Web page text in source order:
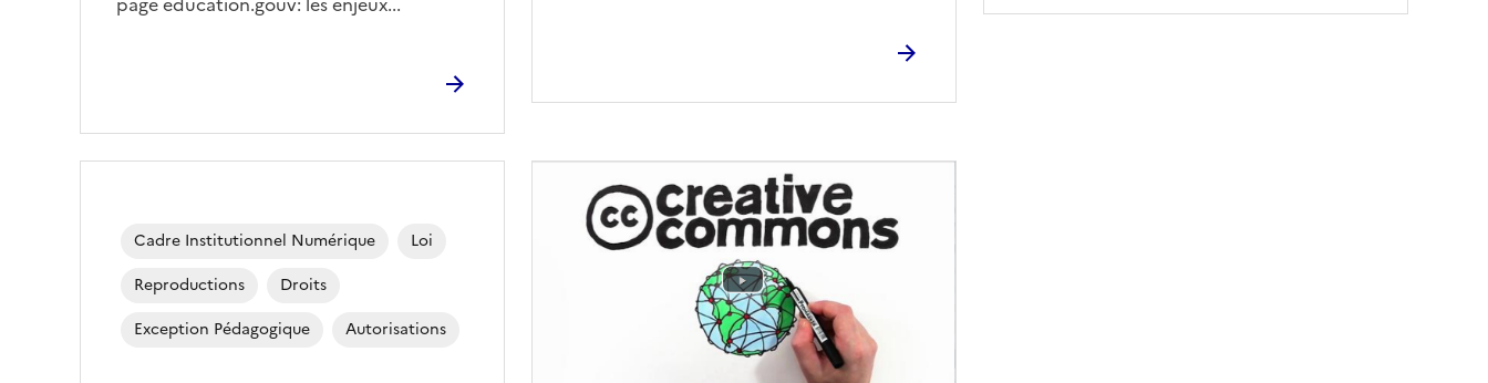
Cadre Institutionnel Numérique
Loi
Reproductions
Droits
Exception Pédagogique
Autorisations